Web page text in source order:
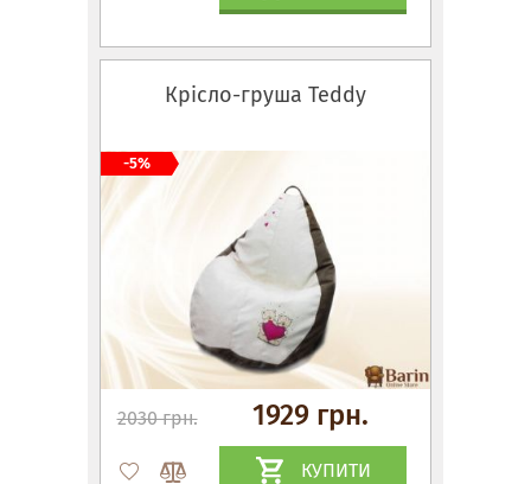
Крісло-груша Teddy
2030 грн. 1929 грн.
КУПИТИ
-5%